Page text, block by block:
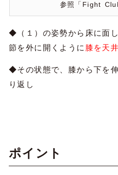
参照「Fight
◆（１）の姿勢から床に面
節を外に開くように 膝を天
◆その状態で、膝から下を
り返し
ポイント